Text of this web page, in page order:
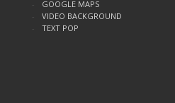
GOOGLE MAPS
VIDEO BACKGROUND
TEXT POP